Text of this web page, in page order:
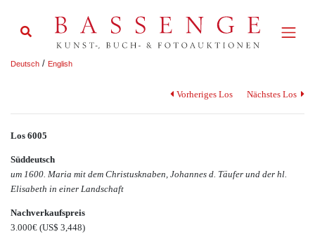
Deutsch / English
Vorheriges Los Nächstes Los
Los 6005
Süddeutsch
um 1600. Maria mit dem Christusknaben, Johannes d. Täufer und der hl.
Elisabeth in einer Landschaft
Nachverkaufspreis
3.000€ (US$ 3,448)